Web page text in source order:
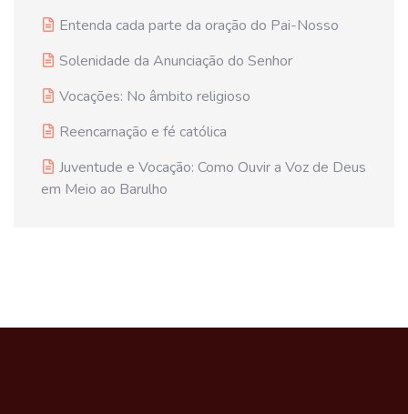
Entenda cada parte da oração do Pai-Nosso
Solenidade da Anunciação do Senhor
Vocações: No âmbito religioso
Reencarnação e fé católica
Juventude e Vocação: Como Ouvir a Voz de Deus
em Meio ao Barulho